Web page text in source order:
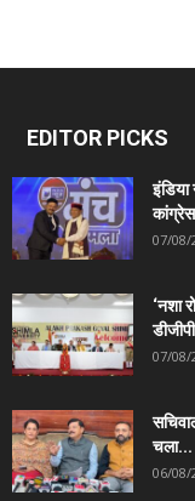
EDITOR PICKS
कांग्रेस
07/08/
‘नशा
07/08/
चला...
06/08/